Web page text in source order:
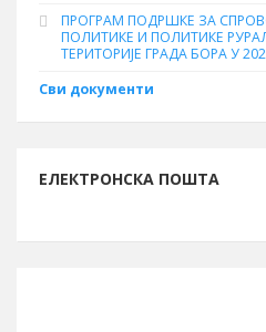
ПРОГРАМ ПОДРШКЕ ЗА
ПОЛИТИКЕ И ПОЛИТИКЕ
ТЕРИТОРИЈЕ ГРАДА БОРА У
Сви документи
ЕЛЕКТРОНСКА ПОШТА